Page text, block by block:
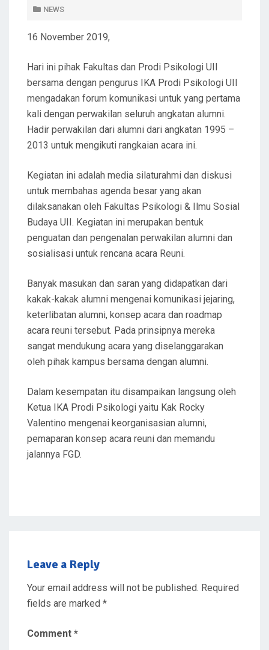
O
NEWS
16 November 2019,
Hari ini pihak Fakultas dan Prodi Psikologi UII
bersama dengan pengurus IKA Prodi Psikologi UII
mengadakan forum komunikasi untuk yang pertama
kali dengan perwakilan seluruh angkatan alumni.
Hadir perwakilan dari alumni dari angkatan 1995 –
2013 untuk mengikuti rangkaian acara ini.
Kegiatan ini adalah media silaturahmi dan diskusi
untuk membahas agenda besar yang akan
dilaksanakan oleh Fakultas Psikologi & Ilmu Sosial
Budaya UII. Kegiatan ini merupakan bentuk
penguatan dan pengenalan perwakilan alumni dan
sosialisasi untuk rencana acara Reuni.
Banyak masukan dan saran yang didapatkan dari
kakak-kakak alumni mengenai komunikasi jejaring,
keterlibatan alumni, konsep acara dan roadmap
acara reuni tersebut. Pada prinsipnya mereka
sangat mendukung acara yang diselanggarakan
oleh pihak kampus bersama dengan alumni.
Dalam kesempatan itu disampaikan langsung oleh
Ketua IKA Prodi Psikologi yaitu Kak Rocky
Valentino mengenai keorganisasian alumni,
pemaparan konsep acara reuni dan memandu
jalannya FGD.
Leave a Reply
Your email address will not be published. Required
fields are marked *
Comment *